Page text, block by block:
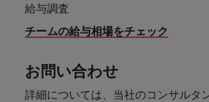
給与調査
チームの給与相場をチェック
お問い合わせ
詳細については、当社のコンサルタ